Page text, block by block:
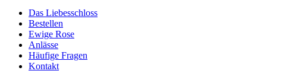
Das Liebesschloss
Bestellen
Ewige Rose
Anlässe
Häufige Fragen
Kontakt